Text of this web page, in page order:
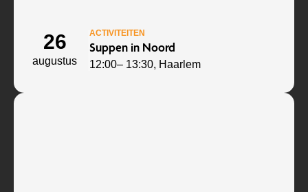
26
augustus
ACTIVITEITEN
Suppen in Noord
12:00– 13:30, Haarlem